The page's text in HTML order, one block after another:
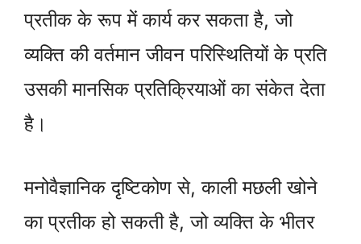
प्रतीक के रूप में कार्य कर सकता है, जो
व्यक्ति की वर्तमान जीवन परिस्थितियों के प्रति
उसकी मानसिक प्रतिक्रियाओं का संकेत देता
है।
मनोवैज्ञानिक दृष्टिकोण से, काली मछली खोने
का प्रतीक हो सकती है, जो व्यक्ति के भीतर